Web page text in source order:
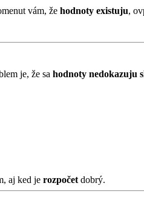
vám, že hodnoty existuju,
je, že sa hodnoty nedokazuju
aj ked je rozpočet dobrý.